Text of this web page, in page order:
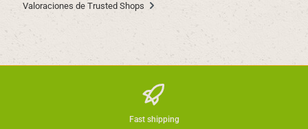
Valoraciones de Trusted Shops
Fast shipping